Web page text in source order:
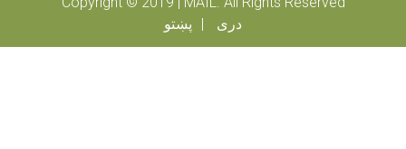
پښتو
دری